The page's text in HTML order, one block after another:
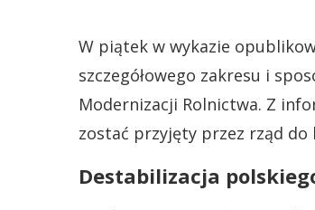
W piątek w wykazie
szczegółowego zakresu i
Modernizacji Rolnictwa. Z
zostać przyjęty przez rząd do
Destabilizacja